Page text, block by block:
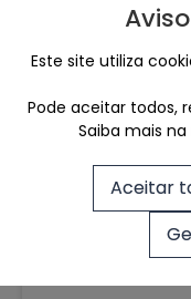
Produtos
Este site utiliza
Pode aceitar todos,
Saiba mais na
Aceitar